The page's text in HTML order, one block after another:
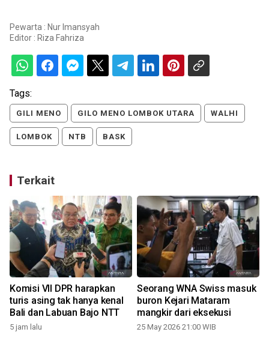
Pewarta : Nur Imansyah
Editor : Riza Fahriza
Tags:
GILI MENO GILO MENO LOMBOK UTARA WALHI
LOMBOK NTB BASK
Terkait
Komisi VII DPR harapkan
turis asing tak hanya kenal
Bali dan Labuan Bajo NTT
5 jam lalu
Seorang WNA Swiss masuk
buron Kejari Mataram
mangkir dari eksekusi
25 May 2026 21:00 WIB